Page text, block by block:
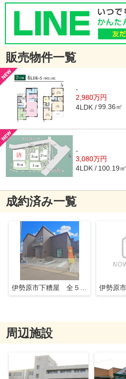
販売物件一覧
-
2,980万円
4LDK 99.36㎡
-
3,080万円
4LDK 100.19㎡
成約済み一覧
伊勢原市下糟屋 全５棟 新築住宅
周辺施設